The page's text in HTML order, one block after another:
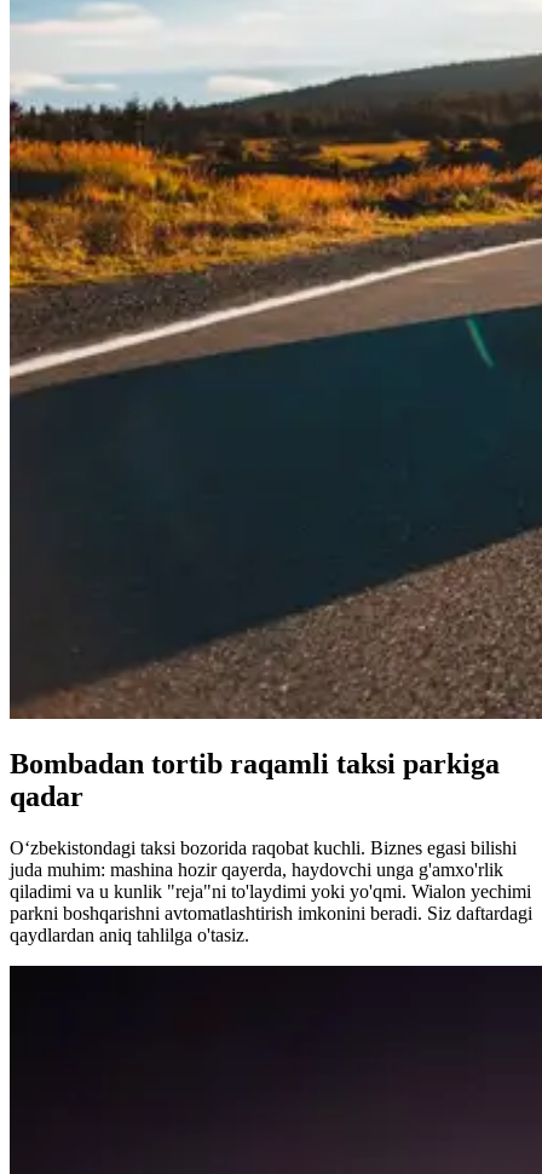
Bombadan tortib raqamli taksi parkiga
qadar
O‘zbekistondagi taksi bozorida raqobat kuchli. Biznes egasi bilishi
juda muhim: mashina hozir qayerda, haydovchi unga g'amxo'rlik
qiladimi va u kunlik "reja"ni to'laydimi yoki yo'qmi. Wialon yechimi
parkni boshqarishni avtomatlashtirish imkonini beradi. Siz daftardagi
qaydlardan aniq tahlilga o'tasiz.